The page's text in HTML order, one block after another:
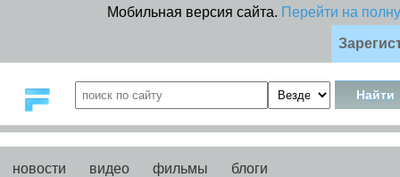
Мобильная версия сайта. Перейти на
новости видео фильмы блоги